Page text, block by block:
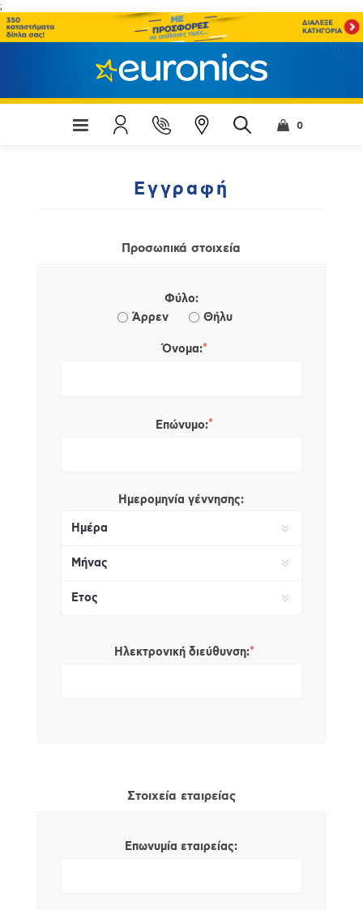
;
0
Εγγραφή
Προσωπικά στοιχεία
Φύλο:
Άρρεν
Θήλυ
Όνομα:*
Επώνυμο:*
Ημερομηνία γέννησης:
Ηλεκτρονική διεύθυνση:*
Στοιχεία εταιρείας
Επωνυμία εταιρείας: